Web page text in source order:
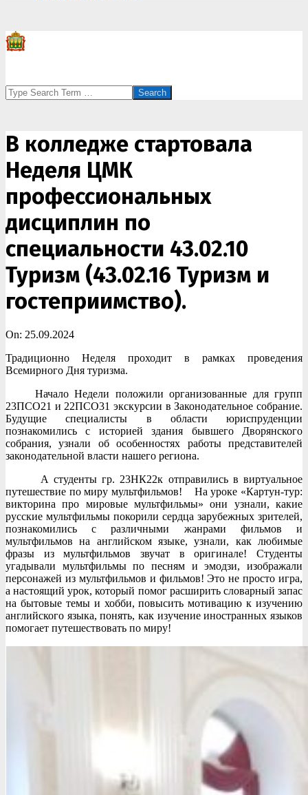
Search
В колледже стартовала
Неделя ЦМК
профессиональных
дисциплин по
специальности 43.02.10
Туризм (43.02.16 Туризм и
гостеприимство).
On: 25.09.2024
Традиционно Неделя проходит в рамках проведения
Всемирного Дня туризма.
Начало Недели положили организованные для групп
23ПСО21 и 22ПСО31 экскурсии в Законодательное собрание.
Будущие специалисты в области юриспруденции
познакомились с историей здания бывшего Дворянского
собрания, узнали об особенностях работы представителей
законодательной власти нашего региона.
А студенты гр. 23НК22к отправились в виртуальное
путешествие по миру мультфильмов! На уроке «Картун-тур:
викторина про мировые мультфильмы» они узнали, какие
русские мультфильмы покорили сердца зарубежных зрителей,
познакомились с различными жанрами фильмов и
мультфильмов на английском языке, узнали, как любимые
фразы из мультфильмов звучат в оригинале! Студенты
угадывали мультфильмы по песням и эмодзи, изображали
персонажей из мультфильмов и фильмов! Это не просто игра,
а настоящий урок, который помог расширить словарный запас
на бытовые темы и хобби, повысить мотивацию к изучению
английского языка, понять, как изучение иностранных языков
помогает путешествовать по миру!